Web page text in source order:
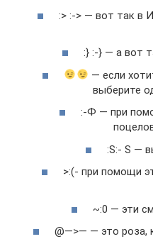
:> :-> — вот так в
:} :-} — а вот
— если
выберите
:-Ф — при
:S:- S —
>:(- при помощи
~:0 — эти
@—>— — это роза,